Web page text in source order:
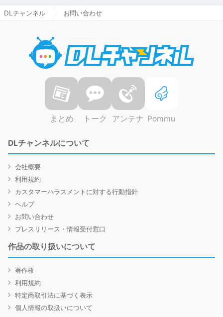
DLチャンネル お問い合わせ
まとめ トーク アンテナ Pommu
DLチャンネルについて
会社概要
利用規約
カスタマーハラスメントに対する行動指針
ヘルプ
お問い合わせ
プレスリリース・情報受付窓口
作品の取り扱いについて
著作権
利用規約
特定商取引法に基づく表示
個人情報の取扱いについて